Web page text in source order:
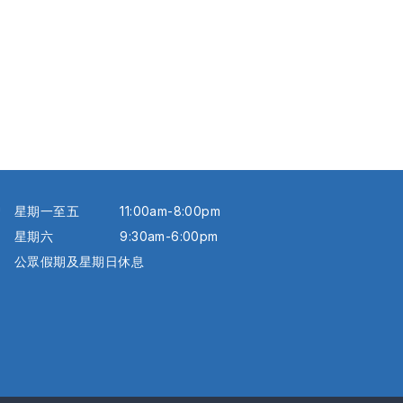
星期一至五
11:00am-8:00pm
星期六
9:30am-6:00pm
公眾假期及星期日休息